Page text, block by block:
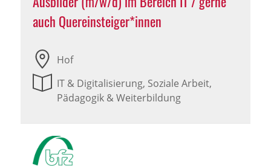
auch Quereinsteiger*innen
Hof
IT & Digitalisierung, Soziale Arbeit,
Pädagogik & Weiterbildung